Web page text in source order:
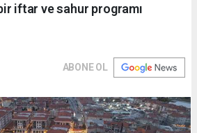
iftar ve sahur programı
ABONE OL